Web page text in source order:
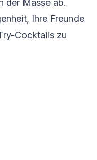
der Masse ab.
Ihre Freunde
Cocktails zu